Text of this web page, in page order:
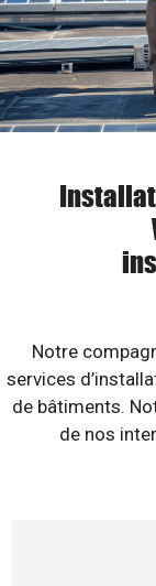
Notre
services
de bâtiments.
de nos